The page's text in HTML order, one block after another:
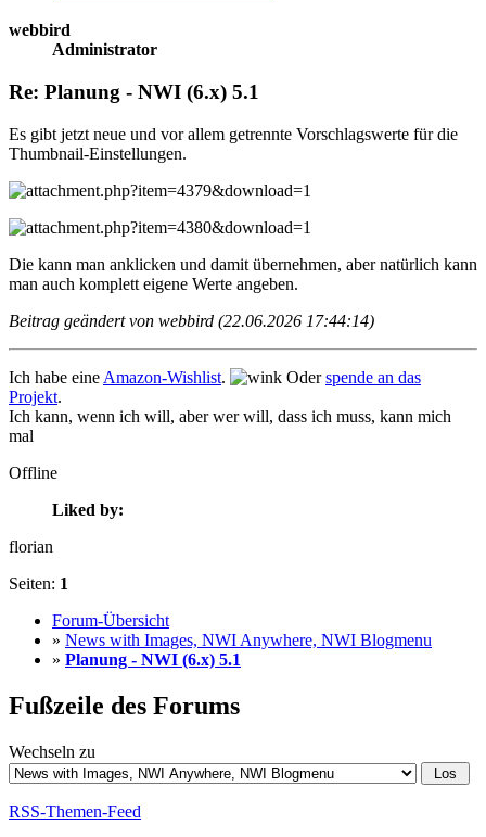
webbird
Administrator
Re: Planung - NWI (6.x) 5.1
Es gibt jetzt neue und vor allem getrennte Vorschlagswerte für die
Thumbnail-Einstellungen.
Die kann man anklicken und damit übernehmen, aber natürlich kann
man auch komplett eigene Werte angeben.
Beitrag geändert von webbird (22.06.2026 17:44:14)
Ich habe eine Amazon-Wishlist. Oderspende an das
Projekt.
Ich kann, wenn ich will, aber wer will, dass ich muss, kann mich
mal
Offline
Liked by:
florian
Seiten: 1
Forum-Übersicht
» News with Images, NWI Anywhere, NWI Blogmenu
» Planung - NWI (6.x) 5.1
Fußzeile des Forums
Wechseln zu
RSS-Themen-Feed